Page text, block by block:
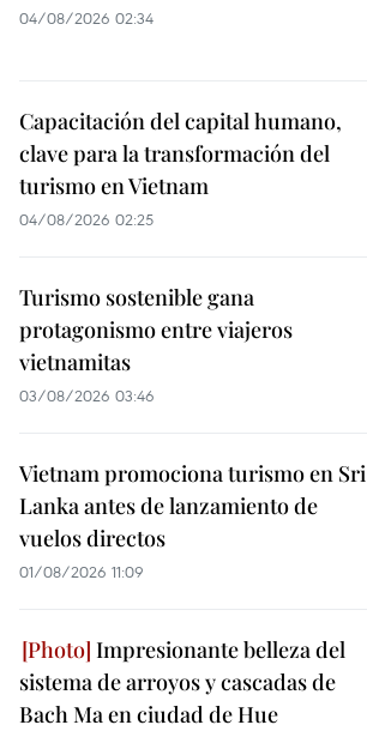
04/08/2026 02:34
Capacitación del capital humano,
clave para la transformación del
turismo en Vietnam
04/08/2026 02:25
Turismo sostenible gana
protagonismo entre viajeros
vietnamitas
03/08/2026 03:46
Vietnam promociona turismo en Sri
Lanka antes de lanzamiento de
vuelos directos
01/08/2026 11:09
Impresionante belleza del
sistema de arroyos y cascadas de
Bach Ma en ciudad de Hue